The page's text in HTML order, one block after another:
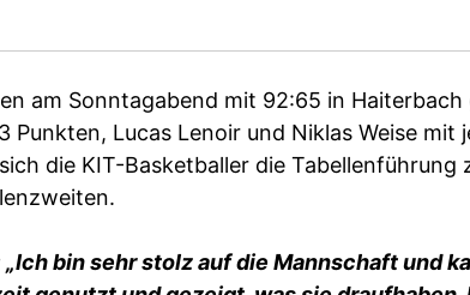
am Sonntagabend mit 92:65 in
Punkten, Lucas Lenoir und Niklas Weise mit
die KIT-Basketballer die
„Ich bin sehr stolz auf die Mannschaft und